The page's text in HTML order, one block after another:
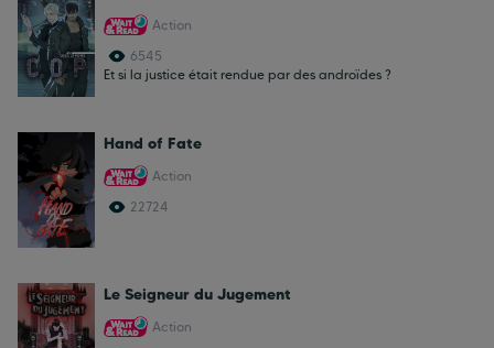
Action
6545
Et si la justice était rendue par des androïdes ?
Hand of Fate
Action
22724
Le Seigneur du Jugement
Action